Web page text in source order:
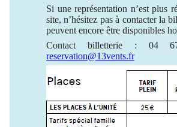
Si unereprésentation n’est plus
site, n’hésitez pas à contacter la
peuvent encore être disponibles
Contact billetterie : 04
reservation@13vents.fr